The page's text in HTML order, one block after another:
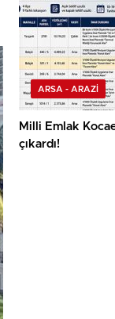
ARSA - ARAZİ
Milli Emlak
çıkardı!